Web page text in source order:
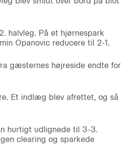
halvleg. På et hjørnespark
Opanovic reducere til 2-1.
gæsternes højreside endte for
Et indlæg blev afrettet, og så
hurtigt udlignede til 3-3.
clearing og sparkede